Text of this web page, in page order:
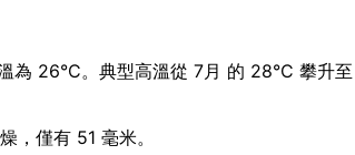
26°C。典型高溫從 7月 的 28°C 攀升
，僅有 51 毫米。